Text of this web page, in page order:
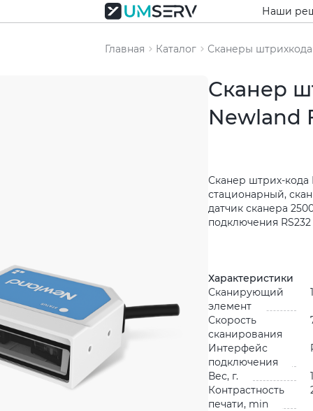
Наши
Главная Каталог Сканеры штрихкода
Сканер
Newland
Сканер штрих-кода
стационарный,
датчик сканера
подключения RS232
Характеристики
Сканирующий
элемент
Скорость
сканирования
Интерфейс
подключения
Вес, г.
Контрастность
печати, min